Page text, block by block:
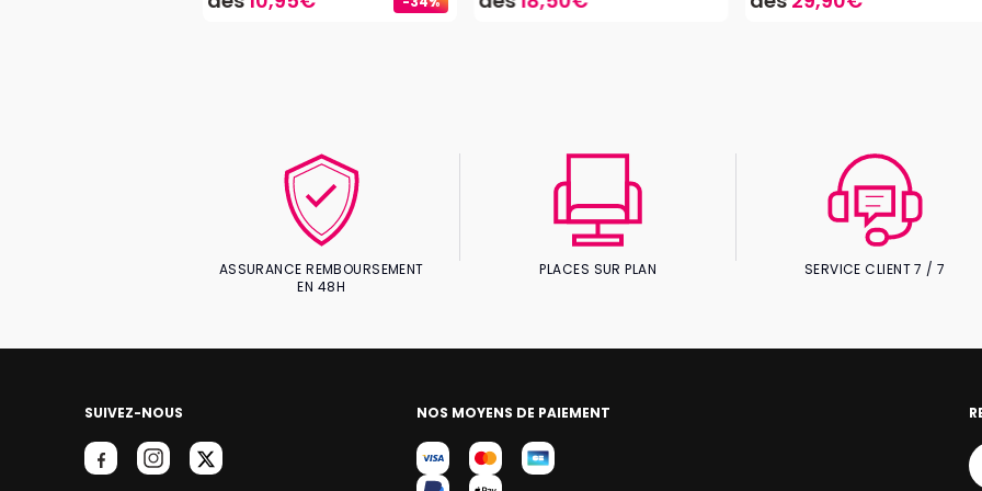
ASSURANCE REMBOURSEMENT
EN 48H
PLACES SUR PLAN SERVICE CLIENT 7 / 7
SUIVEZ-NOUS NOS MOYENS DE PAIEMENT